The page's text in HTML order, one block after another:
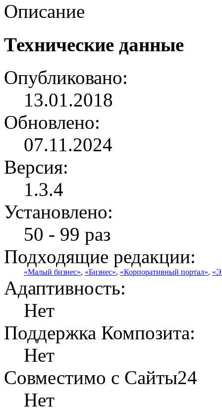
Описание
Технические данные
Опубликовано:
13.01.2018
Обновлено:
07.11.2024
Версия:
1.3.4
Установлено:
50 - 99 раз
Подходящие редакции:
«Малый бизнес», «Бизнес», «Корпоративный портал»,
Адаптивность:
Нет
Поддержка Композита:
Нет
Совместимо с Сайты24
Нет